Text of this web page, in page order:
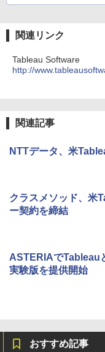
関連リンク
Tableau Software
http://
関連記事
NTTデータ、米
クラスメソッド、米
ー契約を締結
ASTERIAでTableau
実験版を提供開始
おすすめ記事